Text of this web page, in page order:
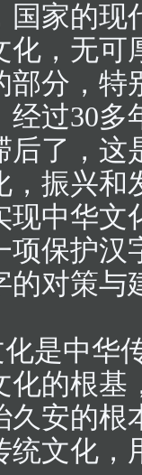
国家的现
化，无可
部分，特
经过30
后了，这
，振兴和
现中华文
项保护汉
的对策与
是中华
化的根基
久安的根
统文化，